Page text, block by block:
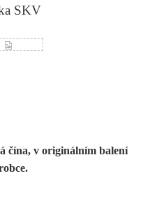
SKV
čína, v originálním balení